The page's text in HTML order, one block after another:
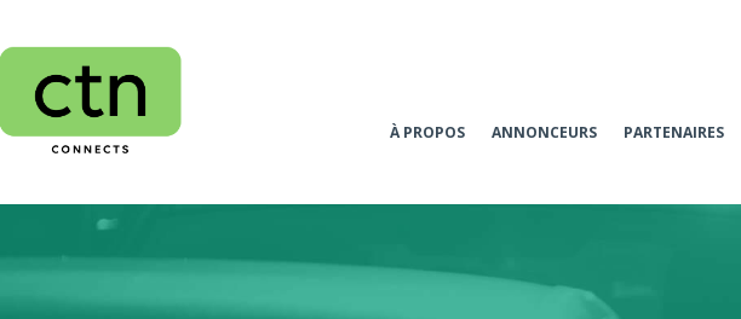
À PROPOS ANNONCEURS PARTENAIRES